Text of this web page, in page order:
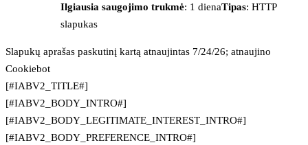
Ilgiausia saugojimo trukmė: 1 dienaTipas: HTTP
slapukas
Slapukų aprašas paskutinį kartą atnaujintas 7/24/26; atnaujino
Cookiebot
[#IABV2_TITLE#]
[#IABV2_BODY_INTRO#]
[#IABV2_BODY_LEGITIMATE_INTEREST_INTRO#]
[#IABV2_BODY_PREFERENCE_INTRO#]